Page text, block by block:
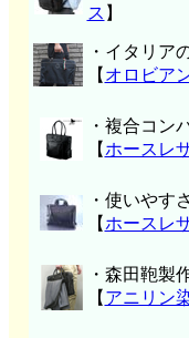
ス 】
・イタリア
【 オロビア
・複合コン
【 ホースレ
・使いやす
【 ホースレ
・森田鞄製
【 アニリン